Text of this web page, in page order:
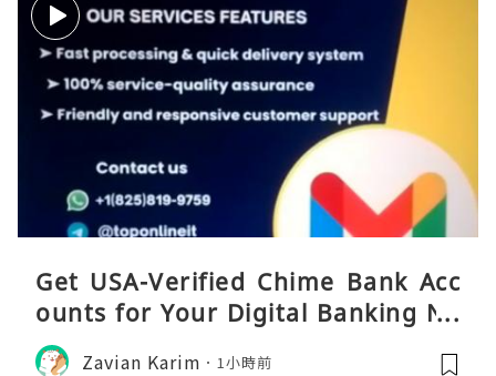
Get USA-Verified Chime Bank Acc
ounts for Your Digital Banking Ne
eds
Zavian Karim 1小時前